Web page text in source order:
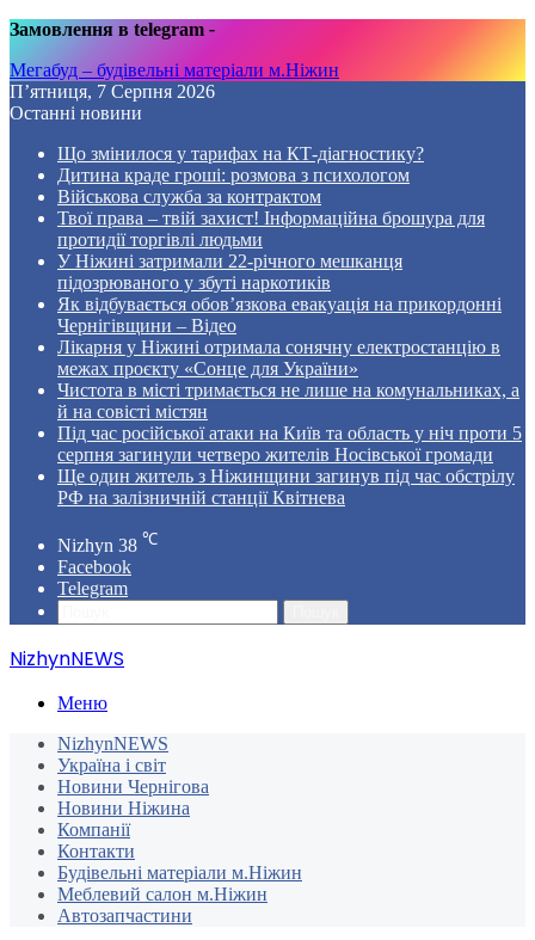
Замовлення в telegram -
Мегабуд – будівельні матеріали м.Ніжин
П’ятниця, 7 Серпня 2026
Останні новини
Що змінилося у тарифах на КТ-діагностику?
Дитина краде гроші: розмова з психологом
Військова служба за контрактом
Твої права – твій захист! Інформаційна брошура для
протидії торгівлі людьми
У Ніжині затримали 22-річного мешканця
підозрюваного у збуті наркотиків
Як відбувається обов’язкова евакуація на прикордонні
Чернігівщини – Відео
Лікарня у Ніжині отримала сонячну електростанцію в
межах проєкту «Сонце для України»
Чистота в місті тримається не лише на комунальниках, а
й на совісті містян
Під час російської атаки на Київ та область у ніч проти 5
серпня загинули четверо жителів Носівської громади
Ще один житель з Ніжинщини загинув під час обстрілу
РФ на залізничній станції Квітнева
Nizhyn 38 ℃
Facebook
Telegram
NizhynNEWS
Меню
NizhynNEWS
Україна і світ
Новини Чернігова
Новини Ніжина
Компанії
Контакти
Будівельні матеріали м.Ніжин
Меблевий салон м.Ніжин
Автозапчастини